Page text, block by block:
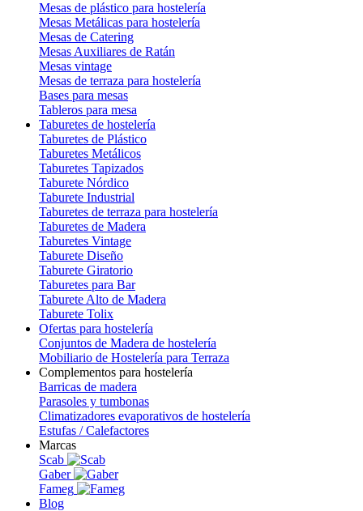
Mesas de plástico para hostelería
Mesas Metálicas para hostelería
Mesas de Catering
Mesas Auxiliares de Ratán
Mesas vintage
Mesas de terraza para hostelería
Bases para mesas
Tableros para mesa
Taburetes de hostelería
Taburetes de Plástico
Taburetes Metálicos
Taburetes Tapizados
Taburete Nórdico
Taburete Industrial
Taburetes de terraza para hostelería
Taburetes de Madera
Taburetes Vintage
Taburete Diseño
Taburete Giratorio
Taburetes para Bar
Taburete Alto de Madera
Taburete Tolix
Ofertas para hostelería
Conjuntos de Madera de hostelería
Mobiliario de Hostelería para Terraza
Complementos para hostelería
Barricas de madera
Parasoles y tumbonas
Climatizadores evaporativos de hostelería
Estufas / Calefactores
Marcas
Scab
Gaber
Fameg
Blog